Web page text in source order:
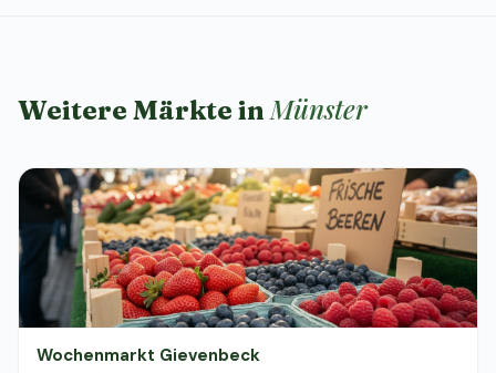
Weitere Märkte inMünster
Wochenmarkt Gievenbeck